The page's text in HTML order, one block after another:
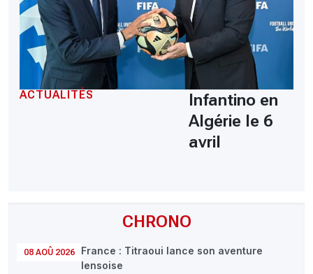
CHRONO
08 AOÛ 2026
France : Titraoui lance son aventure
lensoise
ACTUALITÉS
Infantino en
Algérie le 6
avril